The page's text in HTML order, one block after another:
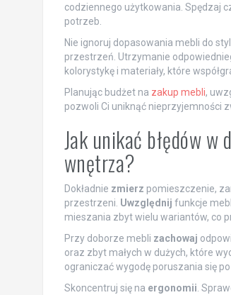
codziennego użytkowania. Spędzaj
potrzeb.
Nie ignoruj dopasowania mebli do
przestrzeń. Utrzymanie
kolorystykę i materiały, które
Planując budżet na zakup mebli,
pozwoli Ci uniknąć nieprzyjemności
Jak unikać błędów
wnętrza?
Dokładnie zmierz pomieszczenie,
przestrzeni. Uwzględnij funkcje
mieszania zbyt wielu wariantów, co
Przy doborze mebli zachowaj
oraz zbyt małych w dużych, które
ograniczać wygodę poruszania się
Skoncentruj się na ergonomii .